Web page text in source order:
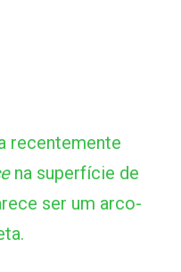
recentemente
na superfície de
ser um arco-